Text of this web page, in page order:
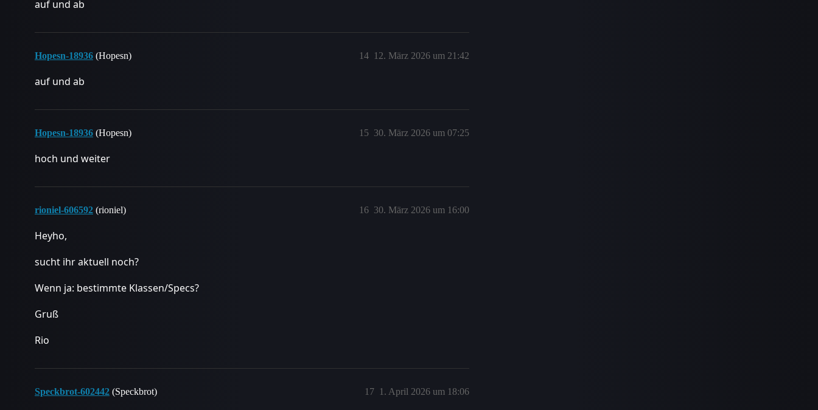
auf und ab
Hopesn-18936 (Hopesn) 12. März 2026 um 21:42
14
auf und ab
Hopesn-18936 (Hopesn) 30. März 2026 um 07:25
15
hoch und weiter
rioniel-606592 (rioniel) 30. März 2026 um 16:00
16
Heyho,
sucht ihr aktuell noch?
Wenn ja: bestimmte Klassen/Specs?
Gruß
Rio
Speckbrot-602442 (Speckbrot) 1. April 2026 um 18:06
17